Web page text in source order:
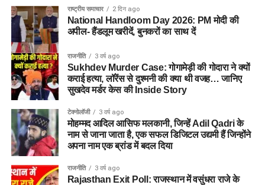
राष्ट्रीय समाचार 2 दिन ago
National Handloom Day 2026: PM मोदी की
अपील- हैंडलूम खरीदें, बुनकरों का साथ दें
राजनीति 3 वर्ष ago
Sukhdev Murder Case: गोगामेड़ी की गोदारा ने क्यों
कराई हत्या, लॉरेंस से दुश्मनी की क्या थी वजह… जानिए
सुखदेव मर्डर केस की Inside Story
टेक्नोलॉजी 3 वर्ष ago
मोहम्मद आदिल आसिफ मलकानी, जिन्हें Adil Qadri के
नाम से जाना जाता है, एक सफल डिजिटल उद्यमी हैं जिन्होंने
अपना नाम एक ब्रांड में बदल दिया
राजनीति 3 वर्ष ago
Rajasthan Exit Poll: राजस्थान में वसुंधरा राजे के